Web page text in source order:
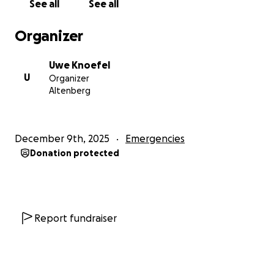
See all See all
Organizer
U
Uwe Knoefel
Organizer
Altenberg
December 9th, 2025 Emergencies
Donation protected
Report fundraiser